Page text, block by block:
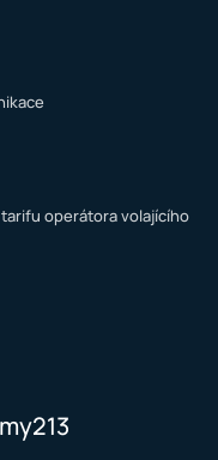
operátora volajícího